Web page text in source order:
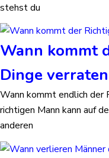
stehst du
Wann kommt
Dinge
Wann kommt endlich der
richtigen Mann kann auf
anderen